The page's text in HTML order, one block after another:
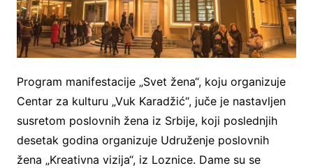
Program manifestacije „Svet žena“, koju organizuje
Centar za kulturu „Vuk Karadžić“, juče je nastavljen
susretom poslovnih žena iz Srbije, koji poslednjih
desetak godina organizuje Udruženje poslovnih
žena „Kreativna vizija“, iz Loznice. Dame su se